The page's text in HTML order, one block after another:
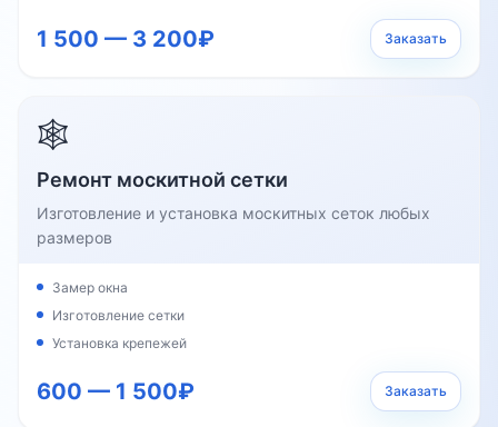
1 500 — 3 200₽ Заказать
🕸️
Ремонт москитной сетки
Изготовление и установка москитных сеток любых
размеров
Замер окна
Изготовление сетки
Установка крепежей
600 — 1 500₽ Заказать